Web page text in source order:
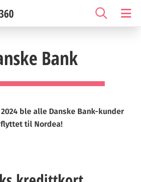
Bank
ble alle Danske Bank-kunder
flyttet til Nordea!